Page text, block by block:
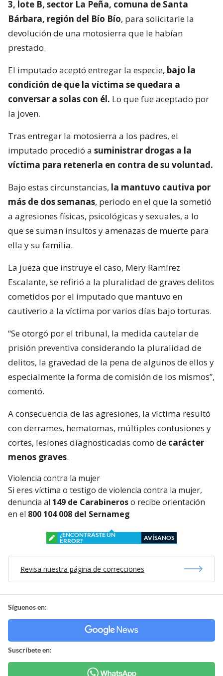
3, lote B, sector La Peña, comuna de Santa
Bárbara, región del Bío Bío, para solicitarle la
devolución de una motosierra que le habían
prestado.
El imputado aceptó entregar la especie, bajo la
condición de que la víctima se quedara a
conversar a solas con él. Lo que fue aceptado por
la joven.
Tras entregar la motosierra a los padres, el
imputado procedió a suministrar drogas a la
víctima para retenerla en contra de su voluntad.
Bajo estas circunstancias, la mantuvo cautiva por
más de dos semanas, periodo en el que la sometió
a agresiones físicas, psicológicas y sexuales, a lo
que se suman insultos y amenazas de muerte para
ella y su familia.
La jueza que instruye el caso, Mery Ramírez
Escalante, se refirió a la pluralidad de graves delitos
cometidos por el imputado que mantuvo en
cautiverio a la víctima por varios días bajo torturas.
“Se otorgó por el tribunal, la medida cautelar de
prisión preventiva considerando la pluralidad de
delitos, la gravedad de la pena de algunos de ellos y
especialmente la forma de comisión de los mismos”,
comentó.
A consecuencia de las agresiones, la víctima resultó
con derrames, hematomas, múltiples contusiones y
cortes, lesiones diagnosticadas como de carácter
menos graves.
Violencia contra la mujer
Si eres víctima o testigo de violencia contra la mujer,
denuncia al 149 de Carabineroso recibe orientación
en el 800 104 008 del Sernameg
¿ENCONTRASTE UN
ERROR?
AVÍSANOS
Revisa nuestra página de correcciones
Síguenos en:
Suscríbete en: